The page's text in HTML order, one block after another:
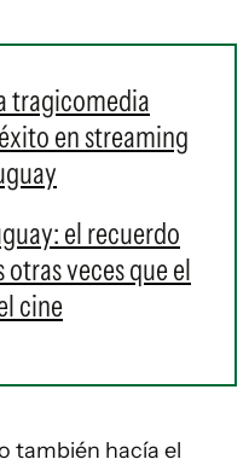
tragicomedia
en streaming
el recuerdo
otras veces que el
cine
también hacía el